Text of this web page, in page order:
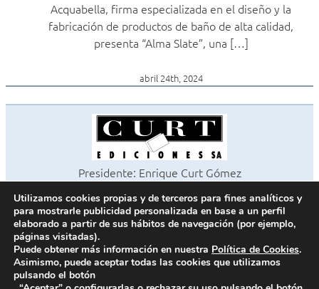
Acquabella, firma especializada en el diseño y la
fabricación de productos de baño de alta calidad,
presenta “Alma Slate”, una […]
abril 24th, 2024
Presidente: Enrique Curt Gómez
©2026 Revista Cocinas y Baños
Todos los derechos reservados
Paseo de Gracia, 63. 1º 2ª. 08008 Barcelona -
Fax 933 183 505
Utilizamos cookies propias y de terceros para fines analíticos y
para mostrarle publicidad personalizada en base a un perfil
elaborado a partir de sus hábitos de navegación (por ejemplo,
páginas visitadas).
Puede obtener más información en nuestra Política de Cookies.
Asimismo, puede aceptar todas las cookies que utilizamos
pulsando el botón